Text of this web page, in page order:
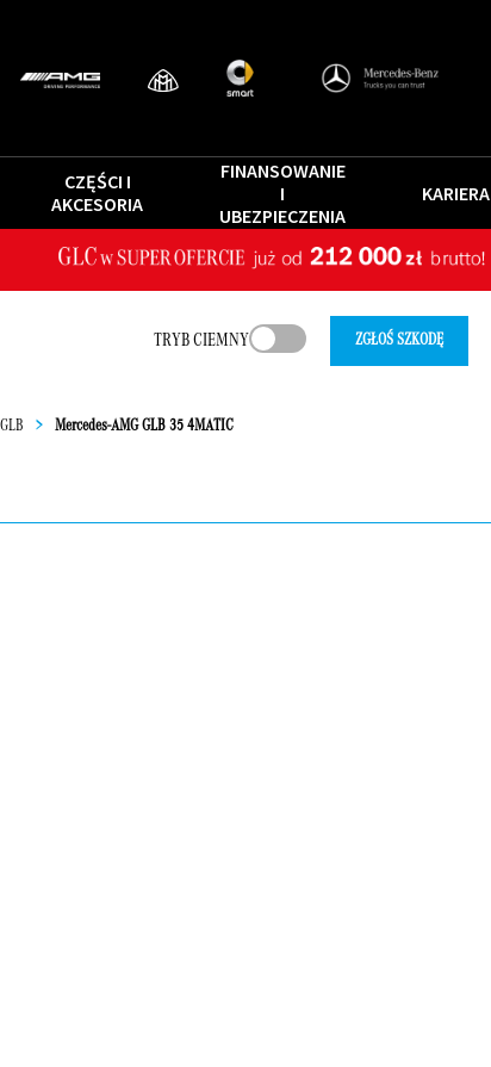
CZĘŚCI I
AKCESORIA
FINANSOWANIE
I
UBEZPIECZENIA
KARIERA
TRYB CIEMNY ZGŁOŚ SZKODĘ
GLB > Mercedes-AMG GLB 35 4MATIC